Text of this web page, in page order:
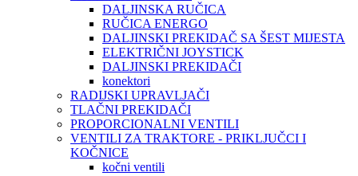
DALJINSKA RUČICA
RUČICA ENERGO
DALJINSKI PREKIDAČ SA ŠEST MIJESTA
ELEKTRIČNI JOYSTICK
DALJINSKI PREKIDAČI
konektori
RADIJSKI UPRAVLJAČI
TLAČNI PREKIDAČI
PROPORCIONALNI VENTILI
VENTILI ZA TRAKTORE - PRIKLJUČCI I
KOČNICE
kočni ventili